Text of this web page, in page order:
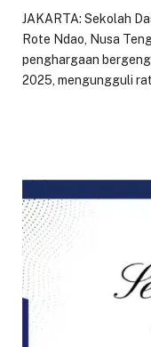
JAKARTA: Sekolah
Rote Ndao, Nusa
penghargaan
2025, mengungguli